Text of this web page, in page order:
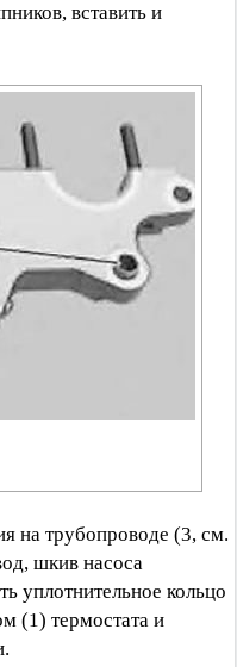
вставить и
на трубопроводе (3, см.
шкив насоса
уплотнительное кольцо
(1) термостата и